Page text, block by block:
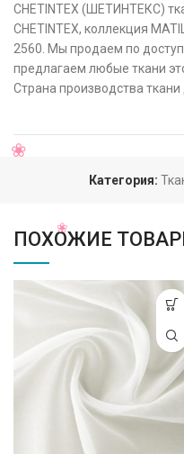
CHETINTEX (ШЕТИНТЕКС)
CHETINTEX, коллекция
2560. Мы продаем по
предлагаем любые ткани
Страна производства
Категория:
ПОХОЖИЕ